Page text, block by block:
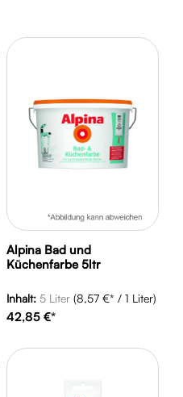
Alpina Bad und
Küchenfarbe 5ltr
Inhalt: 5 Liter (8,57 €* / 1 Liter)
42,85 €*